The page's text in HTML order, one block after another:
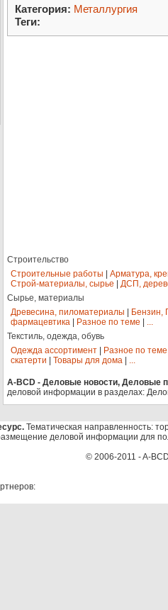
Категория: Металлургия
Теги:
Строительство
Строительные работы
Арматура,
Строй-материалы, сырье
ДСП,
Сырье, материалы
Древесина, пиломатериалы
Бензин,
фармацевтика
Разное по теме
...
Текстиль, одежда, обувь
Одежда ассортимент
Разное по теме
скатерти
Товары для дома ...
A-BCD - Деловые новости, Деловые
деловой информации в разделах:
Тематическая направленность:
деловой информации для
© 2006-2011 - A-